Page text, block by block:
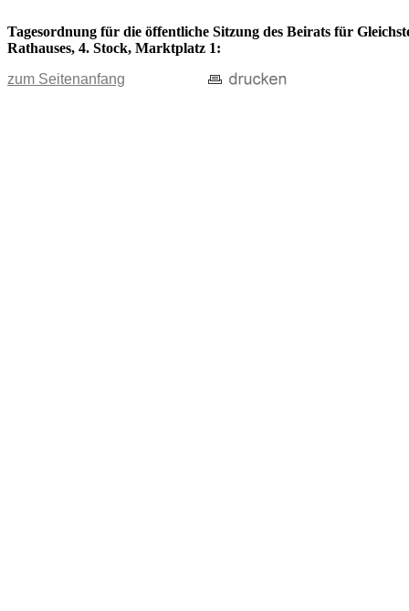
Tagesordnung für die öffentliche Sitzung des Beirats für
Rathauses, 4. Stock, Marktplatz 1:
zum Seitenanfang